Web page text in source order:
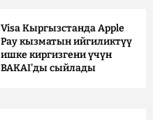
Visa Кыргызстанда Apple
Pay кызматын ийгиликтүү
ишке киргизгени үчүн
BAKAI'ды сыйлады